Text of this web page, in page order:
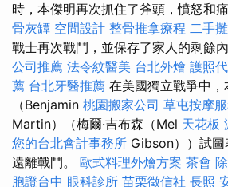
時，本傑明再次抓住了斧頭，憤怒和
骨灰罈 空間設計 整骨推拿療程 二手
戰士再次戰鬥，並保存了家人的剩餘
公司推薦 法令紋醫美 台北外燴 護照
薦 台北牙醫推薦 在美國獨立戰爭中，
（Benjamin 桃園搬家公司 草屯按摩
Martin）（梅爾·吉布森（Mel 天花板
您的台北會計事務所 Gibson））試
遠離戰鬥。 歐式料理外燴方案 茶會
胞證台中 眼科診所 苗栗徵信社 長照